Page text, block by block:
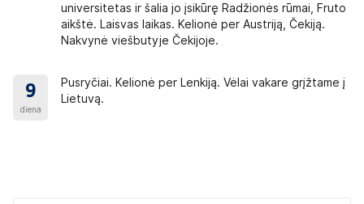
universitetas ir šalia jo įsikūrę Radžionės rūmai, Fruto
aikštė. Laisvas laikas. Kelionė per Austriją, Čekiją.
Nakvynė viešbutyje Čekijoje.
9
diena
Pusryčiai. Kelionė per Lenkiją. Vėlai vakare grįžtame į
Lietuvą.